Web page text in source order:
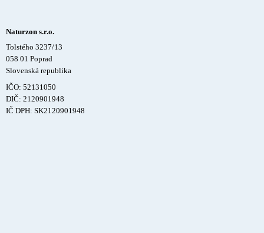
Naturzon s.r.o.
Tolstého 3237/13
058 01 Poprad
Slovenská republika
IČO: 52131050
DIČ: 2120901948
IČ DPH: SK2120901948